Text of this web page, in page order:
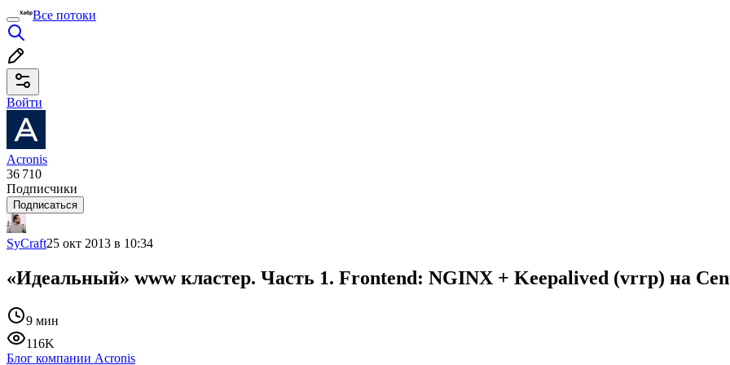
Все потоки
Войти
Acronis
36 710
Подписчики
Подписаться
SyCraft25 окт 2013 в 10:34
«Идеальный» www кластер. Часть 1. Frontend: NGINX + Keepalived (vrrp) на
9 мин
116K
Блог компании Acronis